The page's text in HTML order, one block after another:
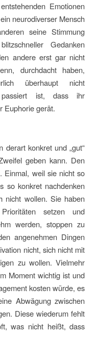
Emotionen
neurodiverser Mensch
seine Stimmung
Gedanken
andere erst gar nicht
durchdacht haben,
überhaupt nicht
passiert ist, dass ihr
Euphorie gerät.
derart konkret und „gut“
geben kann. Den
Einmal, weil sie nicht so
so konkret nachdenken
nicht wollen. Sie haben
setzen und
werden, stoppen zu
angenehmen Dingen
nicht, sich nicht mit
zu wollen. Vielmehr
Moment wichtig ist und
kosten würde, es
Abwägung zwischen
Diese wiederum fehlt
was nicht heißt, dass